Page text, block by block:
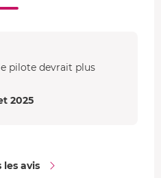
pilote devrait plus
2025
les avis